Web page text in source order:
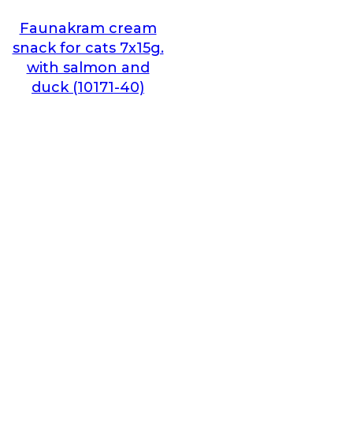
Faunakram cream
snack for cats 7x15g.
with salmon and
duck (10171-40)